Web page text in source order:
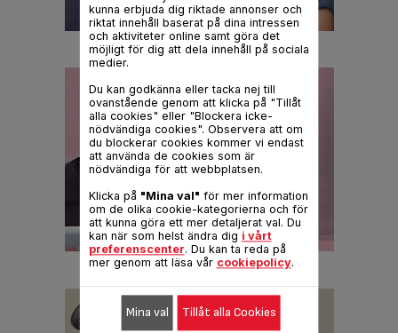
kunna erbjuda dig riktade annonser och
riktat innehåll baserat på dina intressen
och aktiviteter online samt göra det
möjligt för dig att dela innehåll på sociala
medier.
Du kan godkänna eller tacka nej till
ovanstående genom att klicka på "Tillåt
alla cookies" eller "Blockera icke-
nödvändiga cookies". Observera att om
du blockerar cookies kommer vi endast
att använda de cookies som är
nödvändiga för att webbplatsen.
Klicka på "Mina val" för mer information
om de olika cookie-kategorierna och för
att kunna göra ett mer detaljerat val. Du
kan när som helst ändra dig i vårt
preferenscenter. Du kan ta reda på
mer genom att läsa vår cookiepolicy.
Mina val Tillåt alla Cookies